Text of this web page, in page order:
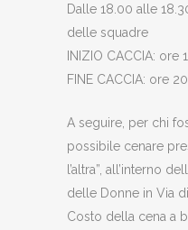
Dalle 18.00 alle
delle squadre
INIZIO CACCIA: ore
FINE CACCIA: ore
A seguire, per chi
possibile cenare
l’altra”, all’interno
delle Donne in Via di
Costo della cena a